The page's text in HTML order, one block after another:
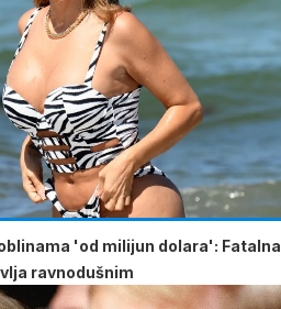
'od milijun dolara': Fatalna
ravnodušnim